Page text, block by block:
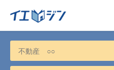
お近くの不動産会社を探す
カテゴリーから選ぶ